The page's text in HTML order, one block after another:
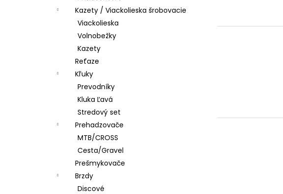
Kazety / Viackolieska šrobovacie
Viackolieska
Volnobežky
Kazety
Reťaze
Kľuky
Prevodníky
Kluka Ľavá
Stredový set
Prehadzovače
MTB/CROSS
Cesta/Gravel
Prešmykovače
Brzdy
Discové